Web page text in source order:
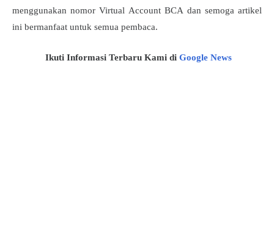
menggunakan nomor Virtual Account BCA dan semoga artikel
ini bermanfaat untuk semua pembaca.
Ikuti Informasi Terbaru Kami di Google News